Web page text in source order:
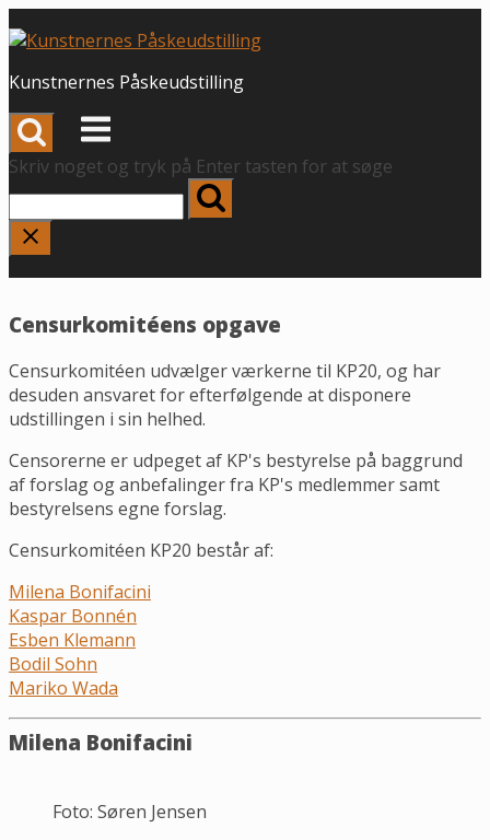
til
Kunstnernes Påskeudstilling
Menu
Skriv noget og tryk på Enter tasten for at søge
Censurkomitéens opgave
Censurkomitéen udvælger værkerne til KP20, og har
desuden ansvaret for efterfølgende at disponere
udstillingen i sin helhed.
Censorerne er udpeget af KP's bestyrelse på baggrund
af forslag og anbefalinger fra KP's medlemmer samt
bestyrelsens egne forslag.
Censurkomitéen KP20 består af:
Milena Bonifacini
Kaspar Bonnén
Esben Klemann
Bodil Sohn
Mariko Wada
Milena Bonifacini
Foto: Søren Jensen